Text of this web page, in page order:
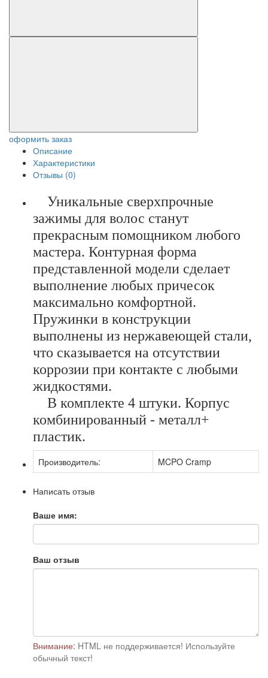
оформить заказ
Описание
Характеристики
Отзывы (0)
Уникальные сверхпрочные
зажимы для волос станут
прекрасным помощником любого
мастера. Контурная форма
представленной модели сделает
выполнение любых причесок
максимально комфортной.
Пружинки в конструкции
выполнены из нержавеющей стали,
что сказывается на отсутствии
коррозии при контакте с любыми
жидкостями.
В комплекте 4 штуки. Корпус
комбинированный - металл+
пластик.
Производитель: MCPO Cramp
Написать отзыв
Ваше имя:
Ваш отзыв
Внимание: HTML не поддерживается! Используйте
обычный текст!